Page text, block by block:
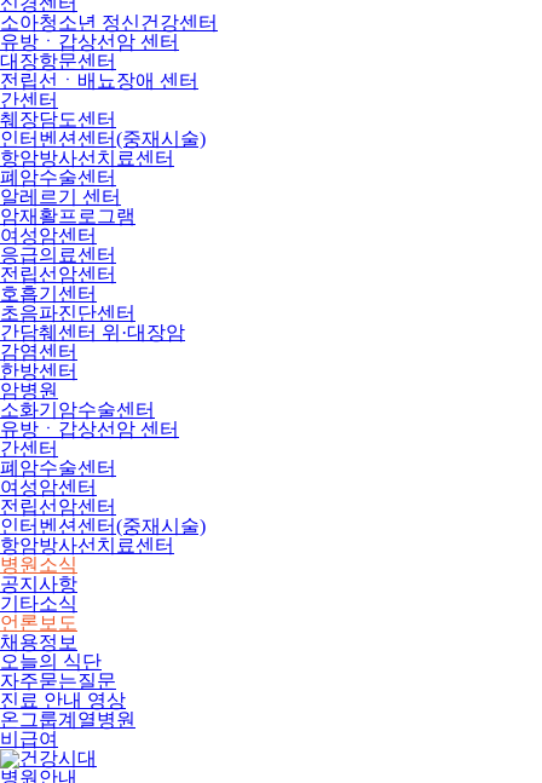
소아청소년 정신건강센터
유방ㆍ갑상선암 센터
대장항문센터
전립선ㆍ배뇨장애 센터
간센터
췌장담도센터
인터벤션센터(중재시술)
항암방사선치료센터
폐암수술센터
알레르기 센터
암재활프로그램
여성암센터
응급의료센터
전립선암센터
호흡기센터
초음파진단센터
간담췌센터 위·대장암
감염센터
한방센터
암병원
소화기암수술센터
유방ㆍ갑상선암 센터
간센터
폐암수술센터
여성암센터
전립선암센터
인터벤션센터(중재시술)
항암방사선치료센터
병원소식
공지사항
기타소식
언론보도
채용정보
오늘의 식단
자주묻는질문
진료 안내 영상
온그룹계열병원
비급여
병원안내